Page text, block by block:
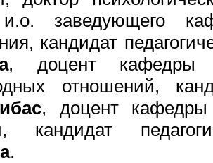
заведующего
кандидат
, доцент кафедры
отношений,
, доцент кафедры
кандидат
.